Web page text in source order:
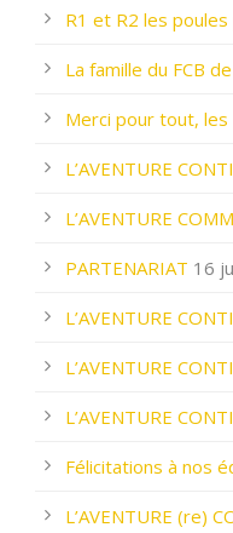
R1 et R2 les
La famille du FCB
Merci pour tout, les
L’AVENTURE
L’AVENTURE
PARTENARIAT 16
L’AVENTURE
L’AVENTURE
L’AVENTURE
Félicitations à nos
L’AVENTURE (re)